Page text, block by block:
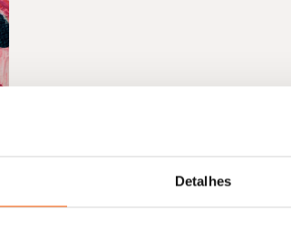
Detalhes